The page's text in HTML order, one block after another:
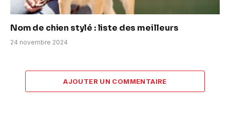
Nom de chien stylé : liste des meilleurs
24 novembre 2024
AJOUTER UN COMMENTAIRE